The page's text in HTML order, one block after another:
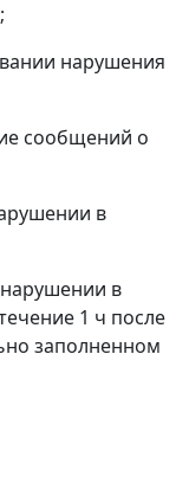
нарушения
сообщений о
в
в
1 ч после
заполненном